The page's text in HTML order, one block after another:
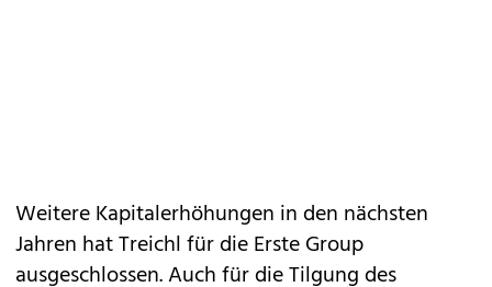
Weitere Kapitalerhöhungen in den nächsten
Jahren hat Treichl für die Erste Group
ausgeschlossen. Auch für die Tilgung des